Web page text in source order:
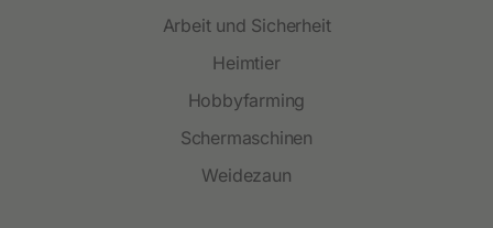
Arbeit und Sicherheit
Heimtier
Hobbyfarming
Schermaschinen
Weidezaun